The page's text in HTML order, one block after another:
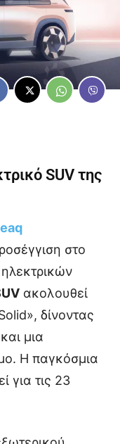
SUV της
στο
ακολουθεί
δίνοντας
μια
Η παγκόσμια
για τις 23